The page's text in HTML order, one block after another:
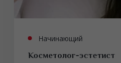
Начинающий
Косметолог-эстетист